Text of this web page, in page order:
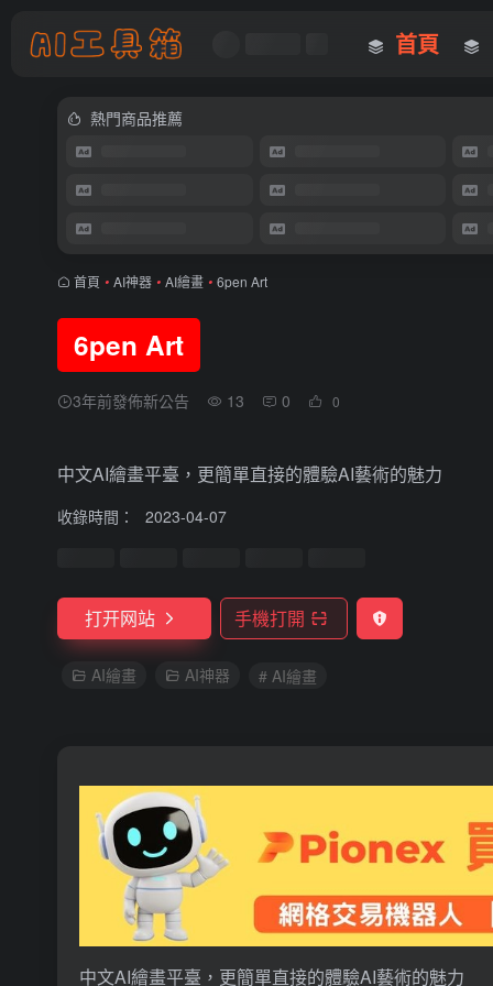
首頁
熱門商品推薦
首頁 • AI神器 • AI繪畫 • 6pen Art
6pen Art
3年前發佈新公告 13 0 0
中文AI繪畫平臺，更簡單直接的體驗AI藝術的魅力
收錄時間： 2023-04-07
打开网站 手機打開
AI繪畫 AI神器 # AI繪畫
中文AI繪畫平臺，更簡單直接的體驗AI藝術的魅力